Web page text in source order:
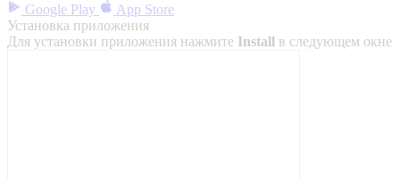
Google Play
App Store
Установка приложения
Для установки приложения нажмите Install в следующем окне